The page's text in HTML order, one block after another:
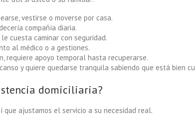
vestirse o moverse por casa.
compañía diaria.
cuesta caminar con seguridad.
al médico o a gestiones.
requiere apoyo temporal hasta recuperarse.
y quiere quedarse tranquila sabiendo que está bien
domiciliaria?
que ajustamos el servicio a su necesidad real.